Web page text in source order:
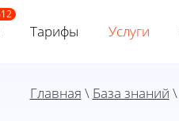
Тарифы Услуги
Главная \ База знаний